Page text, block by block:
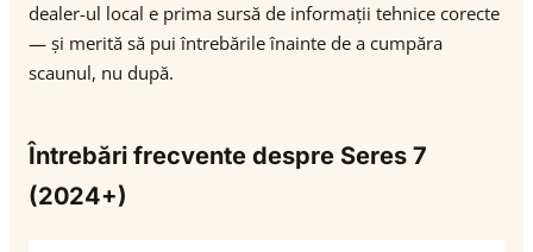
dealer-ul local e prima sursă de informații tehnice corecte
— și merită să pui întrebările înainte de a cumpăra
scaunul, nu după.
Întrebări frecvente despre Seres 7
(2024+)